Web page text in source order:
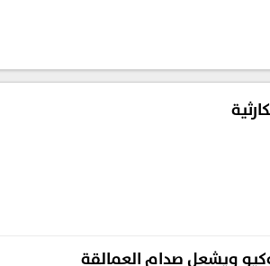
ويشعل صدام العمالقة